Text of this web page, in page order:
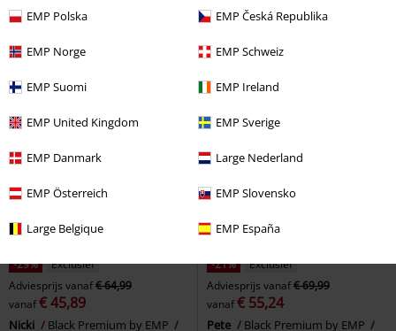
EMP Polska EMP Česká Republika
EMP Norge EMP Schweiz
EMP Suomi EMP Ireland
EMP United Kingdom EMP Sverige
EMP Danmark Large Nederland
EMP Österreich EMP Slovensko
Large Belgique EMP España
Jeans AZ236LB NOOS
Jeans
-29%
Exclusief
Adviesprijs vanaf€ 64,99
vanaf€ 45,89
Nicki
Black Premium by EMP
-21%
Exclusief
Adviesprijs vanaf€ 69,99
vanaf€ 55,24
Pete
Black Premium by EMP